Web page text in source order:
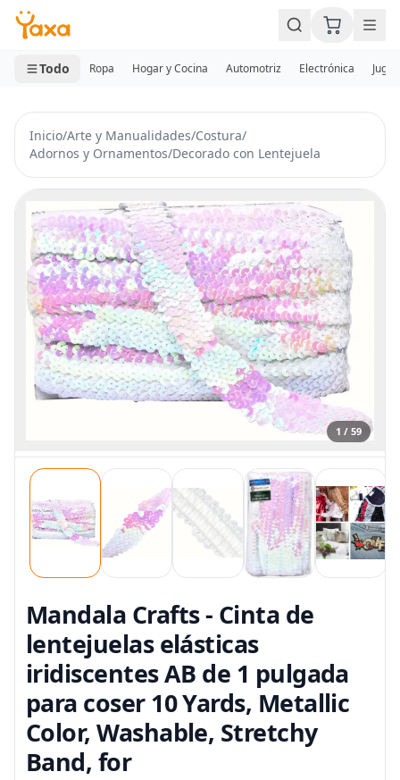
MINI CARRITO
0 productos
Todo Ropa Hogar y Cocina Automotriz Electrónica
Inicio/Arte y Manualidades/Costura/
Adornos y Ornamentos/Decorado con Lentejuela
1 / 59
Mandala Crafts - Cinta de
lentejuelas elásticas
iridiscentes AB de 1 pulgada
para coser 10 Yards, Metallic
Color, Washable, Stretchy
Band, for